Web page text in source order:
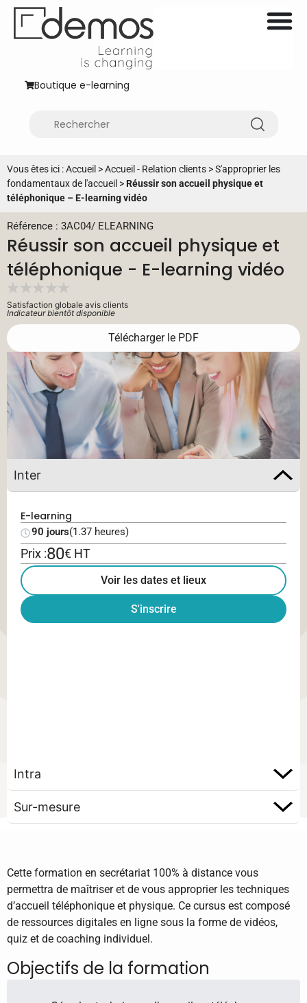
Boutique e-learning
Vous êtes ici :Accueil >Accueil - Relation clients >S'approprier les
fondamentaux de l'accueil >Réussir son accueil physique et
téléphonique – E-learning vidéo
Référence : 3AC04/ ELEARNING
Réussir son accueil physique et
téléphonique - E-learning vidéo
Satisfaction globale avis clients
Indicateur bientôt disponible
Télécharger le PDF
Inter
E-learning
90 jours(1.37 heures)
Prix :80€ HT
Voir les dates et lieux
S'inscrire
Intra
Sur-mesure
Cette formation en secrétariat 100% à distance vous
permettra de maîtriser et de vous approprier les techniques
d’accueil téléphonique et physique. Ce cursus est composé
de ressources digitales en ligne sous la forme de vidéos,
quiz et de coaching individuel.
Objectifs de la formation